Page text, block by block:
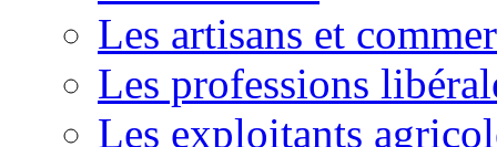
Les artisans et
Les professions
Les exploitants